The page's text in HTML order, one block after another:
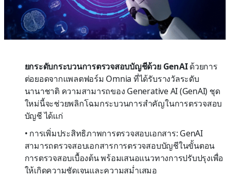
ยกระดับกระบวนการตรวจสอบบัญชีด้วย GenAIด้วยการ
ต่อยอดจากแพลตฟอร์ม Omnia ที่ได้รับรางวัลระดับ
นานาชาติ ความสามารถของ Generative AI (GenAI) ชุด
ใหม่นี้จะช่วยพลิกโฉมกระบวนการสำคัญในการตรวจสอบ
บัญชี ได้แก่
• การเพิ่มประสิทธิภาพการตรวจสอบเอกสาร: GenAI
สามารถตรวจสอบเอกสารการตรวจสอบบัญชีในขั้นตอน
การตรวจสอบเบื้องต้น พร้อมเสนอแนวทางการปรับปรุงเพื่อ
ให้เกิดความชัดเจนและความสม่ำเสมอ